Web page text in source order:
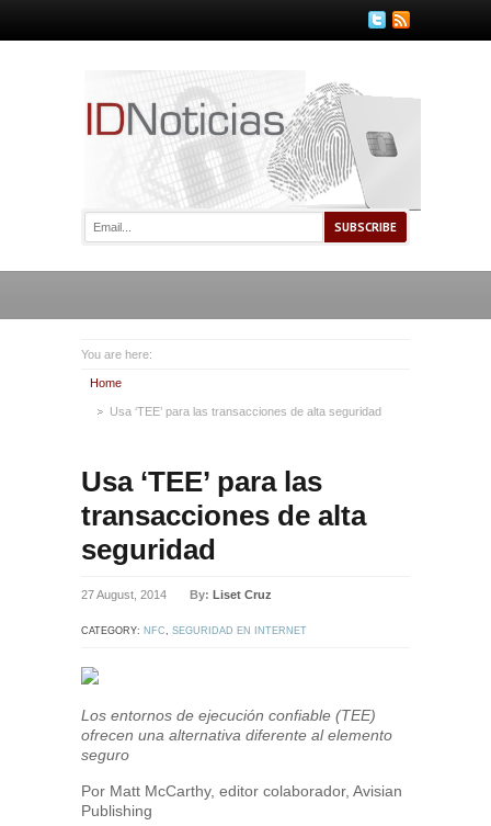
You are here:
Home
Usa ‘TEE’ para las transacciones de alta seguridad
Usa ‘TEE’ para las
transacciones de alta
seguridad
27 August, 2014 By: Liset Cruz
CATEGORY: NFC, SEGURIDAD EN INTERNET
Los entornos de ejecución confiable (TEE)
ofrecen una alternativa diferente al elemento
seguro
Por Matt McCarthy, editor colaborador, Avisian
Publishing